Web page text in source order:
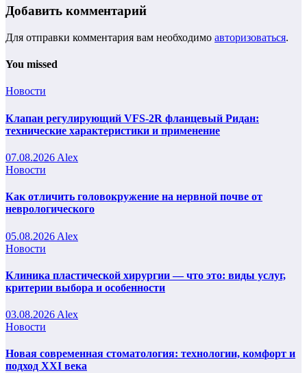
Добавить комментарий
Для отправки комментария вам необходимо авторизоваться.
You missed
Новости
Клапан регулирующий VFS-2R фланцевый Ридан:
технические характеристики и применение
07.08.2026 Alex
Новости
Как отличить головокружение на нервной почве от
неврологического
05.08.2026 Alex
Новости
Клиника пластической хирургии — что это: виды услуг,
критерии выбора и особенности
03.08.2026 Alex
Новости
Новая современная стоматология: технологии, комфорт и
подход XXI века